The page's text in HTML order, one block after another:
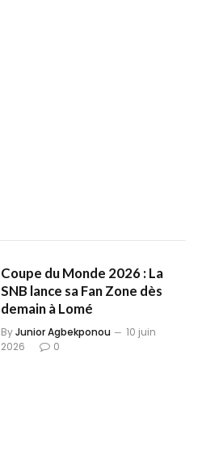
Coupe du Monde 2026 : La
SNB lance sa Fan Zone dès
demain à Lomé
ByJunior Agbekponou
10 juin
2026
0